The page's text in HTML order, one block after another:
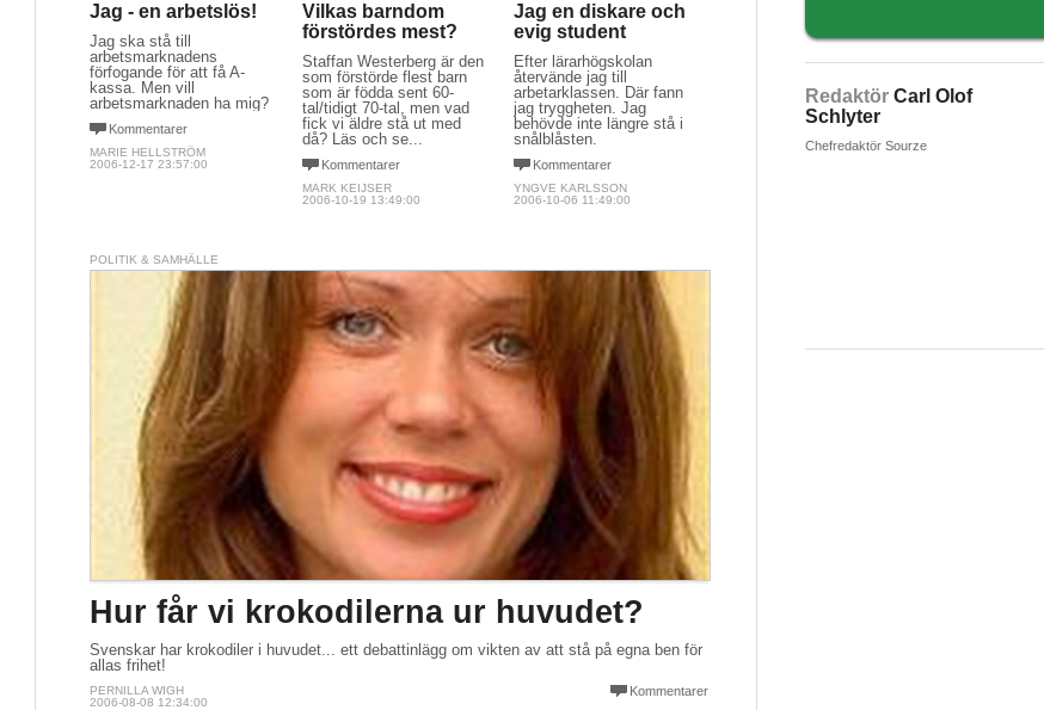
Jag - en arbetslös!
Jag ska stå till
arbetsmarknadens
förfogande för att få A-
kassa. Men vill
arbetsmarknaden ha mig?
Kommentarer
MARIE HELLSTRÖM
2006-12-17 23:57:00
Vilkas barndom
förstördes mest?
Staffan Westerberg är den
som förstörde flest barn
som är födda sent 60-
tal/tidigt 70-tal, men vad
fick vi äldre stå ut med
då? Läs och se...
Kommentarer
MARK KEIJSER
2006-10-19 13:49:00
Jag en diskare och
evig student
Efter lärarhögskolan
återvände jag till
arbetarklassen. Där fann
jag tryggheten. Jag
behövde inte längre stå i
snålblåsten.
Kommentarer
YNGVE KARLSSON
2006-10-06 11:49:00
POLITIK & SAMHÄLLE
Hur får vi krokodilerna ur huvudet?
Svenskar har krokodiler i huvudet... ett debattinlägg om vikten av att stå på egna ben för
allas frihet!
Kommentarer
PERNILLA WIGH
2006-08-08 12:34:00
Redaktör Carl Olof
Schlyter
Chefredaktör Sourze